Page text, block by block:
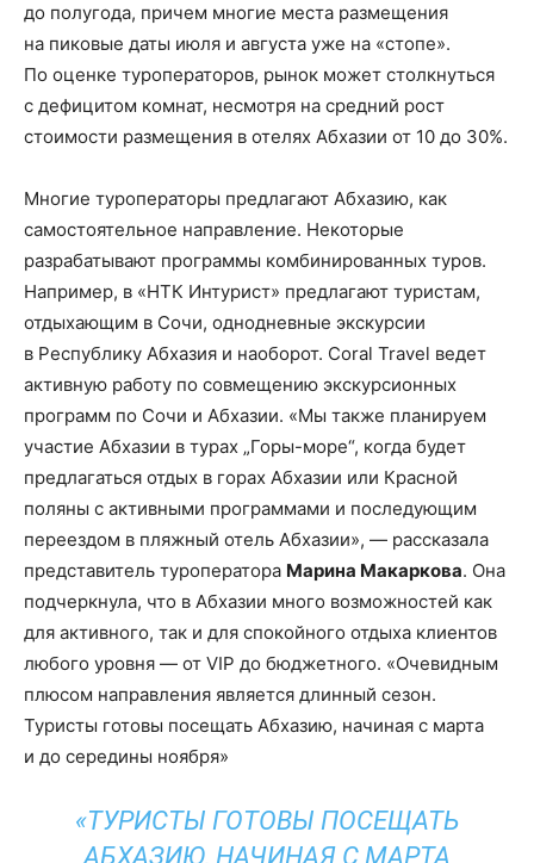
до полугода, причем многие места размещения
на пиковые даты июля и августа уже на «стопе».
По оценке туроператоров, рынок может столкнуться
с дефицитом комнат, несмотря на средний рост
стоимости размещения в отелях Абхазии от 10 до 30%.
Многие туроператоры предлагают Абхазию, как
самостоятельное направление. Некоторые
разрабатывают программы комбинированных туров.
Например, в «НТК Интурист» предлагают туристам,
отдыхающим в Сочи, однодневные экскурсии
в Республику Абхазия и наоборот. Coral Travel ведет
активную работу по совмещению экскурсионных
программ по Сочи и Абхазии. «Мы также планируем
участие Абхазии в турах „Горы-море“, когда будет
предлагаться отдых в горах Абхазии или Красной
поляны с активными программами и последующим
переездом в пляжный отель Абхазии», — рассказала
представитель туроператора Марина Макаркова. Она
подчеркнула, что в Абхазии много возможностей как
для активного, так и для спокойного отдыха клиентов
любого уровня — от VIP до бюджетного. «Очевидным
плюсом направления является длинный сезон.
Туристы готовы посещать Абхазию, начиная с марта
и до середины ноября»
«ТУРИСТЫ ГОТОВЫ ПОСЕЩАТЬ
АБХАЗИЮ, НАЧИНАЯ С МАРТА